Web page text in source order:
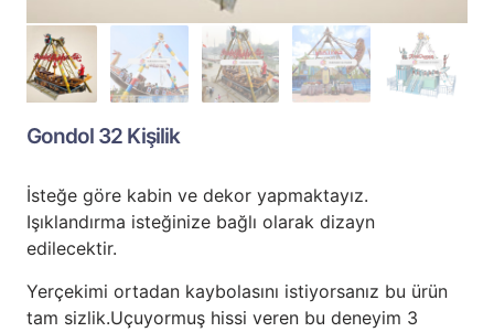
Gondol 32 Kişilik
İsteğe göre kabin ve dekor yapmaktayız.
Işıklandırma isteğinize bağlı olarak dizayn
edilecektir.
Yerçekimi ortadan kaybolasını istiyorsanız bu ürün
tam sizlik.Uçuyormuş hissi veren bu deneyim 3